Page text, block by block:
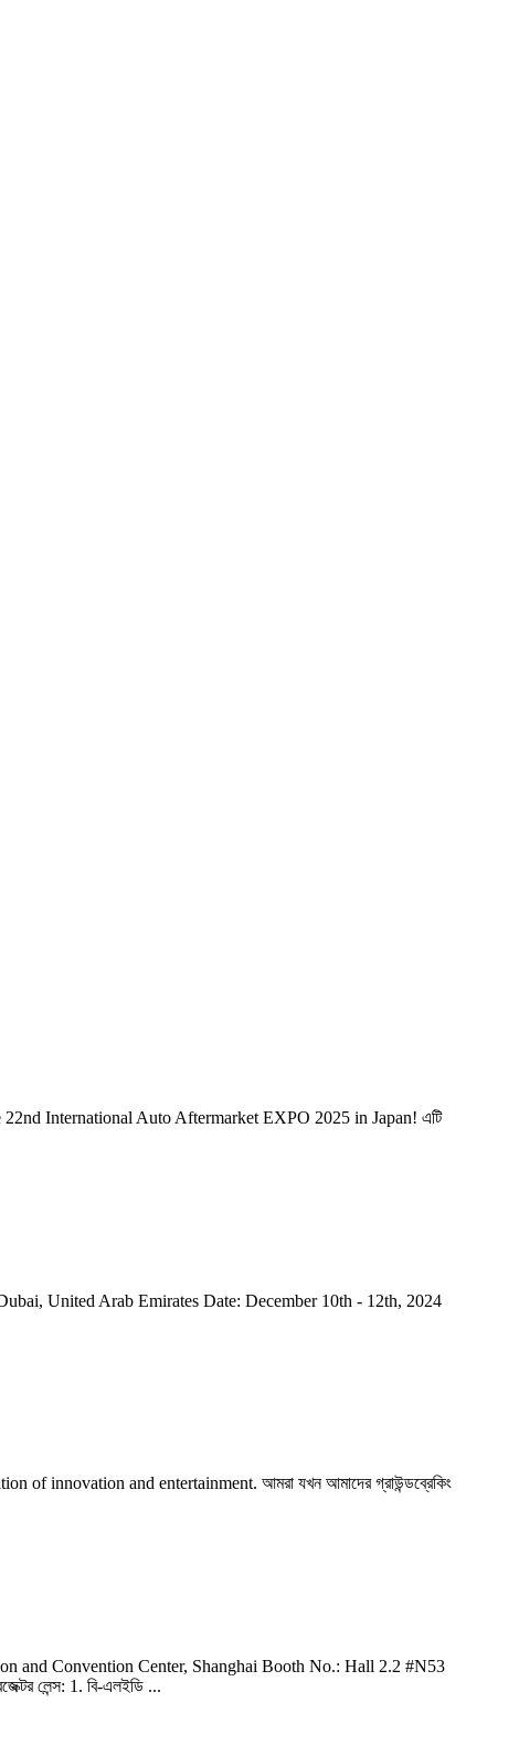
International Auto Aftermarket EXPO 2025 in Japan! এটি
United Arab Emirates Date: December 10th - 12th, 2024
innovation and entertainment. আমরা যখন আমাদের গ্রাউন্ডব্রেকিং
Convention Center, Shanghai Booth No.: Hall 2.2 #N53
লেন্স: 1. বি-এলইডি ...